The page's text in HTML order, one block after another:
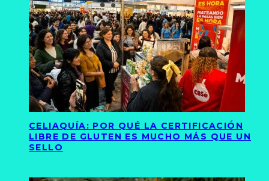
CELIAQUÍA: POR QUÉ LA CERTIFICACIÓN
LIBRE DE GLUTEN ES MUCHO MÁS QUE UN
SELLO